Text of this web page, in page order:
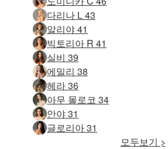
다리나 L 43
알리야 41
빅토리아 R 41
실비 39
에밀리 38
헤라 36
아무 몰로코 34
안야 31
글로리아 31
모두보기 >